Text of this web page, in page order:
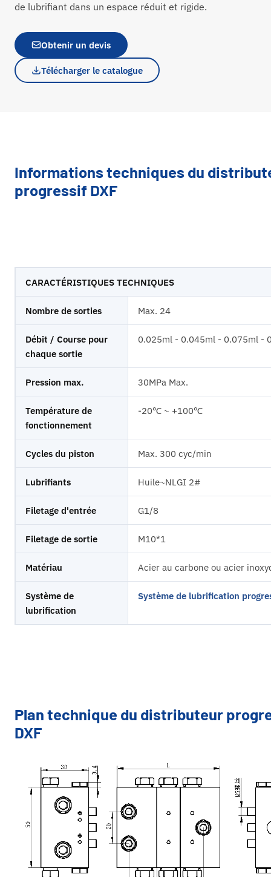
de lubrifiant dans un espace réduit et rigide.
Obtenir un devis
Télécharger le catalogue
Informations techniques du
progressif DXF
CARACTÉRISTIQUES TECHNIQUES
Nombre de sorties Max. 24
Débit / Course pour
chaque sortie
0.025ml - 0.045ml - 0.075ml -
Pression max. 30MPa Max.
Température de
fonctionnement
-20℃ ~ +100℃
Cycles du piston Max. 300 cyc/min
Lubrifiants Huile~NLGI 2#
Filetage d'entrée G1/8
Filetage de sortie M10*1
Matériau Acier au carbone ou acier
Système de
lubrification
Système de lubrification
Plan technique du distributeur
DXF